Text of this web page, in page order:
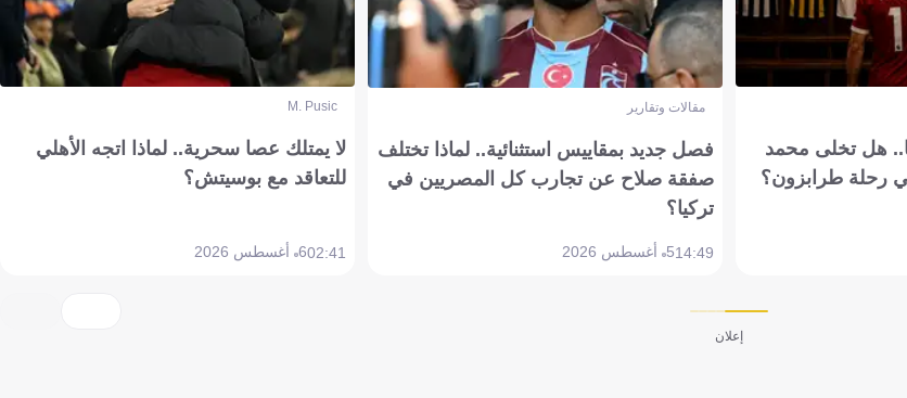
هل تخلى محمد
رحلة طرابزون؟
مقالات وتقارير
فصل جديد بمقاييس استثنائية.. لماذا تختلف
صفقة صلاح عن تجارب كل المصريين في
تركيا؟
14:495 أغسطس 2026
M. Pusic
لا يمتلك عصا سحرية.. لماذا اتجه الأهلي
للتعاقد مع بوسيتش؟
02:416 أغسطس 2026
إعلان